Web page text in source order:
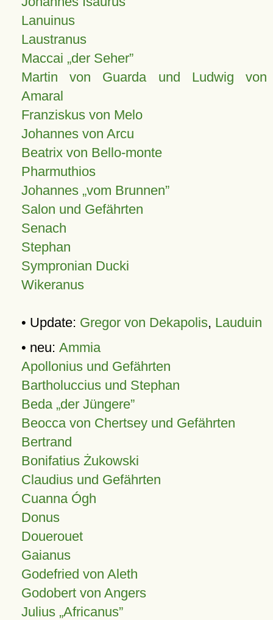
Lanuinus
Laustranus
Maccai „der Seher”
Martin von Guarda und Ludwig von
Amaral
Franziskus von Melo
Johannes von Arcu
Beatrix von Bello-monte
Pharmuthios
Johannes vom Brunnen
Salon und Gefährten
Senach
Stephan
Sympronian Ducki
Wikeranus
• Update: Gregor von Dekapolis, Lauduin
• neu: Ammia
Apollonius und Gefährten
Bartholuccius und Stephan
Beda „der Jüngere”
Beocca von Chertsey und Gefährten
Bertrand
Bonifatius Żukowski
Claudius und Gefährten
Cuanna Ógh
Donus
Douerouet
Gaianus
Godefried von Aleth
Godobert von Angers
Julius Africanus